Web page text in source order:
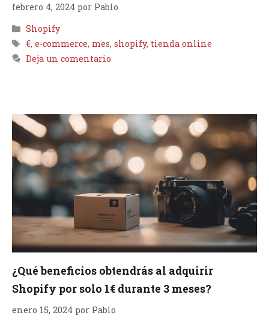
febrero 4, 2024 por Pablo
Categorías
Shopify
Etiquetas
€,e-commerce, mes,shopify, tienda online
Deja un comentario
¿Qué beneficios obtendrás al adquirir
Shopify por solo 1€ durante 3 meses?
enero 15, 2024 por Pablo